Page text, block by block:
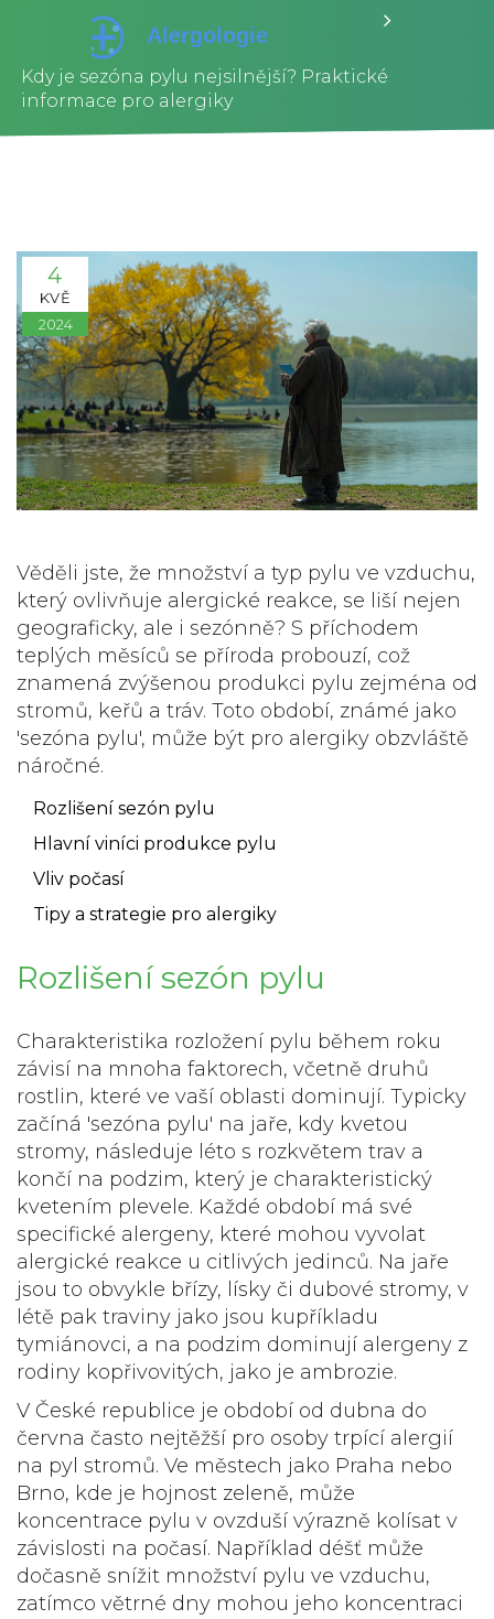
Kdy je sezóna pylu nejsilnější? Praktické
informace pro alergiky
4
KVĚ
2024
Věděli jste, že množství a typ pylu ve vzduchu,
který ovlivňuje alergické reakce, se liší nejen
geograficky, ale i sezónně? S příchodem
teplých měsíců se příroda probouzí, což
znamená zvýšenou produkci pylu zejména od
stromů, keřů a tráv. Toto období, známé jako
'sezóna pylu', může být pro alergiky obzvláště
náročné.
Rozlišení sezón pylu
Hlavní viníci produkce pylu
Vliv počasí
Tipy a strategie pro alergiky
Rozlišení sezón pylu
Charakteristika rozložení pylu během roku
závisí na mnoha faktorech, včetně druhů
rostlin, které ve vaší oblasti dominují. Typicky
začíná 'sezóna pylu' na jaře, kdy kvetou
stromy, následuje léto s rozkvětem trav a
končí na podzim, který je charakteristický
kvetením plevele. Každé období má své
specifické alergeny, které mohou vyvolat
alergické reakce u citlivých jedinců. Na jaře
jsou to obvykle břízy, lísky či dubové stromy, v
létě pak traviny jako jsou kupříkladu
tymiánovci, a na podzim dominují alergeny z
rodiny kopřivovitých, jako je ambrozie.
V České republice je období od dubna do
června často nejtěžší pro osoby trpící alergií
na pyl stromů. Ve městech jako Praha nebo
Brno, kde je hojnost zeleně, může
koncentrace pylu v ovzduší výrazně kolísat v
závislosti na počasí. Například déšť může
dočasně snížit množství pylu ve vzduchu,
zatímco větrné dny mohou jeho koncentraci